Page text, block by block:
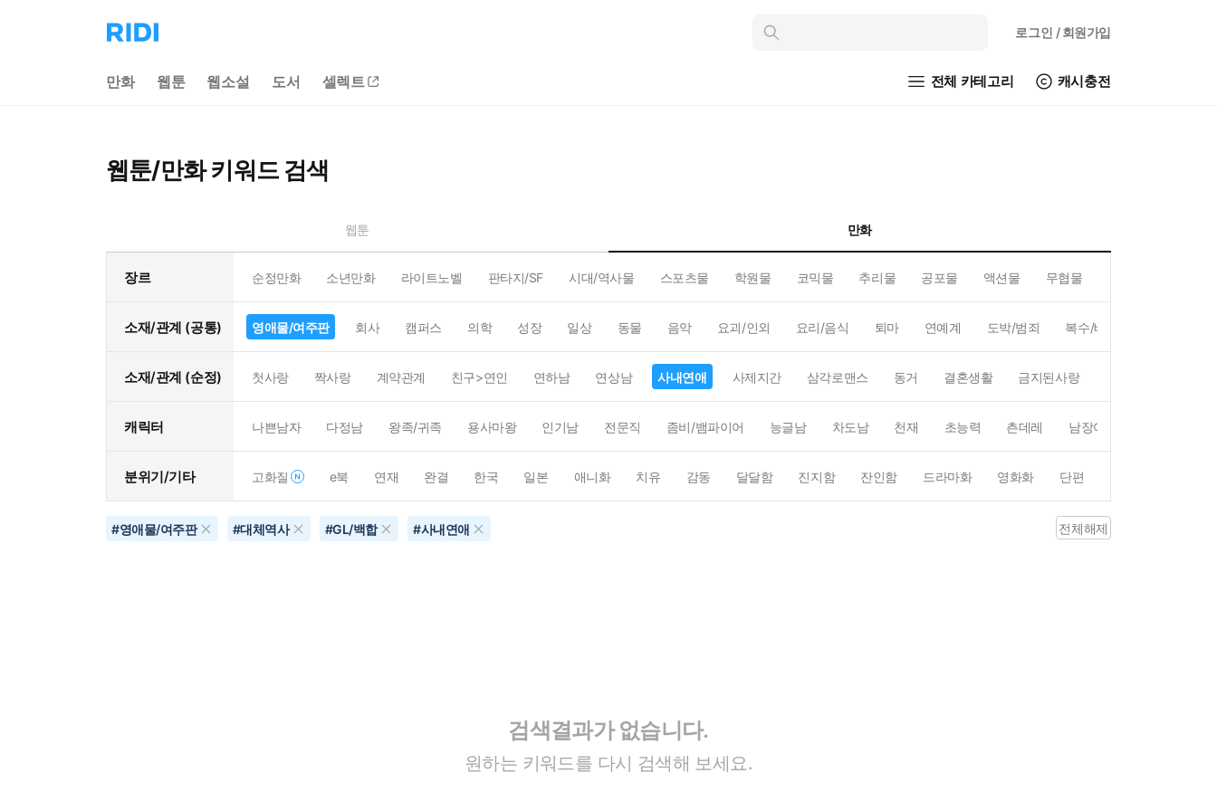
리
디
으
인
로그인 / 회원가입
만화 웹툰 웹소설 도서 셀렉트 전체 카테고리 캐시충전
웹툰/만화 키워드 검색
웹툰 만화
장르 순정만화 소년만화 라이트노벨 판타지/SF 시대/역사물 스포츠물 학원물 코믹물 추리물 공포물 액션물 무협물
소재/관계 (공통) 영애물/여주판 회사 캠퍼스 의학 성장 일상 동물 음악 요괴/인외 요리/음식 퇴마 연예계 도박/범죄 복수/배신
소재/관계 (순정) 첫사랑 짝사랑 계약관계 친구>연인 연하남 연상남 사내연애 사제지간 삼각로맨스 동거 결혼생활 금지된사랑
캐릭터 나쁜남자 다정남 왕족/귀족 용사마왕 인기남 전문직 좀비/뱀파이어 능글남 차도남 천재 초능력 츤데레 남장여자
분위기/기타 고화질 e북 연재 완결 한국 일본 애니화 치유 감동 달달함 진지함 잔인함 드라마화 영화화 단편
#영애물/여주판 #대체역사 #GL/백합 #사내연애 전체해제
검색결과가 없습니다.
원하는 키워드를 다시 검색해 보세요.